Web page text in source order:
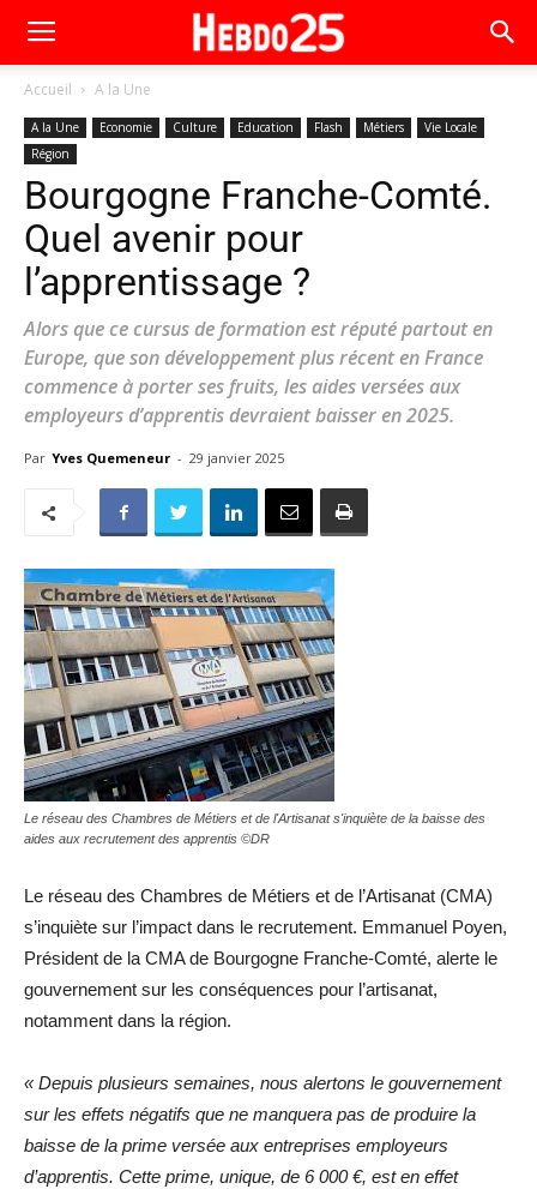
Accueil A la Une
A la Une Economie Culture Education Flash Métiers
Vie Locale
Région
Bourgogne Franche-Comté.
Quel avenir pour
l’apprentissage ?
Alors que ce cursus de formation est réputé partout en
Europe, que son développement plus récent en France
commence à porter ses fruits, les aides versées aux
employeurs d’apprentis devraient baisser en 2025.
Par Yves Quemeneur - 29 janvier 2025
Le réseau des Chambres de Métiers et de l'Artisanat s'inquiète de la baisse des
aides aux recrutement des apprentis ©DR
Le réseau des Chambres de Métiers et de l’Artisanat (CMA)
s’inquiète sur l’impact dans le recrutement. Emmanuel Poyen,
Président de la CMA de Bourgogne Franche-Comté, alerte le
gouvernement sur les conséquences pour l’artisanat,
notamment dans la région.
« Depuis plusieurs semaines, nous alertons le gouvernement
sur les effets négatifs que ne manquera pas de produire la
baisse de la prime versée aux entreprises employeurs
d’apprentis. Cette prime, unique, de 6 000 €, est en effet